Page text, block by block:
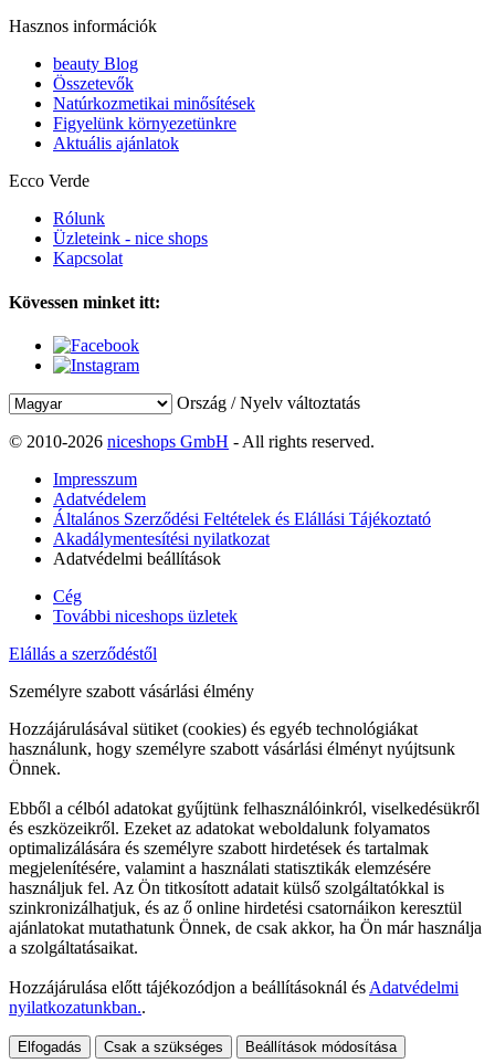
Hasznos információk
beauty Blog
Összetevők
Natúrkozmetikai minősítések
Figyelünk környezetünkre
Aktuális ajánlatok
Ecco Verde
Rólunk
Üzleteink - nice shops
Kapcsolat
Kövessen minket itt:
Ország / Nyelv változtatás
© 2010-2026 niceshops GmbH - All rights reserved.
Impresszum
Adatvédelem
Általános Szerződési Feltételek és Elállási Tájékoztató
Akadálymentesítési nyilatkozat
Adatvédelmi beállítások
Cég
További niceshops üzletek
Elállás a szerződéstől
Személyre szabott vásárlási élmény
Hozzájárulásával sütiket (cookies) és egyéb technológiákat
használunk, hogy személyre szabott vásárlási élményt nyújtsunk
Önnek.
Ebből a célból adatokat gyűjtünk felhasználóinkról, viselkedésükről
és eszközeikről. Ezeket az adatokat weboldalunk folyamatos
optimalizálására és személyre szabott hirdetések és tartalmak
megjelenítésére, valamint a használati statisztikák elemzésére
használjuk fel. Az Ön titkosított adatait külső szolgáltatókkal is
szinkronizálhatjuk, és az ő online hirdetési csatornáikon keresztül
ajánlatokat mutathatunk Önnek, de csak akkor, ha Ön már használja
a szolgáltatásaikat.
Hozzájárulása előtt tájékozódjon a beállításoknál és Adatvédelmi
nyilatkozatunkban..
Elfogadás Csak a szükséges Beállítások módosítása